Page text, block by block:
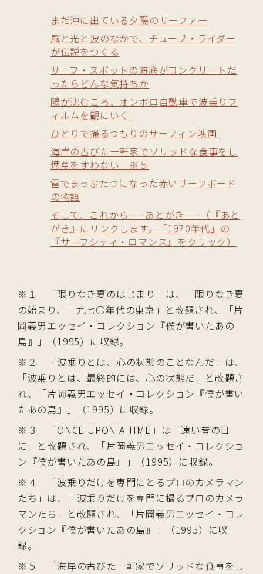
まだ沖に出ている夕陽のサーファー
風と光と波のなかで、チューブ・ライダー
が伝説をつくる
サーフ・スポットの海底がコンクリートだ
ったらどんな気持ちか
陽が沈むころ、オンボロ自動車で波乗りフ
ィルムを観にいく
ひとりで撮るつもりのサーフィン映画
海岸の古びた一軒家でソリッドな食事をし
煙草をすわない ※５
雷でまっぷたつになった赤いサーフボード
の物語
そして、これから——あとがき——（『あと
がき』にリンクします。「1970年代」の
『サーフシティ・ロマンス』をクリック）
※１ 「限りなき夏のはじまり」は、「限りなき夏
の始まり、一九七〇年代の東京」と改題され、「片
岡義男エッセイ・コレクション『僕が書いたあの
島』」（1995）に収録。
※２ 「波乗りとは、心の状態のことなんだ」は、
「波乗りとは、最終的には、心の状態だ」と改題さ
れ、「片岡義男エッセイ・コレクション『僕が書い
たあの島』」（1995）に収録。
※３ 「ONCE UPON A TIME」は「遠い昔の日
に」と改題され、「片岡義男エッセイ・コレクショ
ン『僕が書いたあの島』」（1995）に収録。
※４ 「波乗りだけを専門にとるプロのカメラマン
たち」は、「波乗りだけを専門に撮るプロのカメラ
マンたち」と改題され、「片岡義男エッセイ・コレ
クション『僕が書いたあの島』」（1995）に収
録。
※５ 「海岸の古びた一軒家でソリッドな食事をし